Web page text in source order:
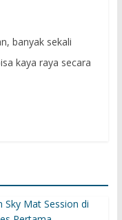
banyak sekali
kaya raya secara